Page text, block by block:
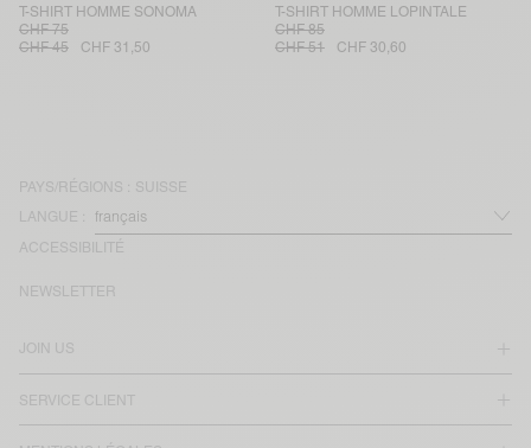
T-SHIRT HOMME SONOMA
CHF 75
CHF 45
CHF 31,50
T-SHIRT HOMME LOPINTALE
CHF 85
CHF 51
CHF 30,60
PAYS/RÉGIONS : SUISSE
LANGUE :
ACCESSIBILITÉ
JOIN US
SERVICE CLIENT
NEWSLETTER